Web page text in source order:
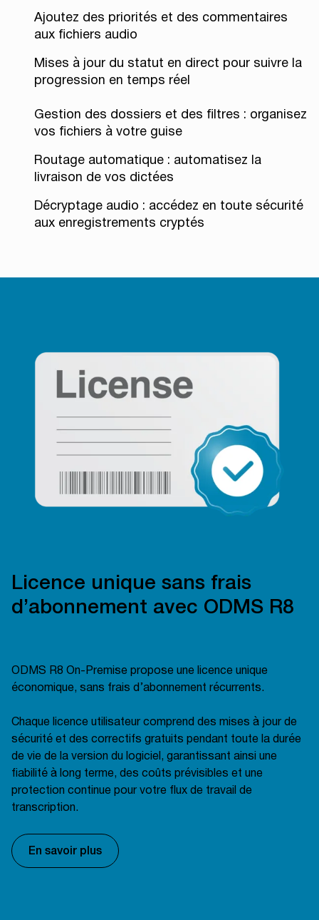
Ajoutez des priorités et des commentaires
aux fichiers audio
Mises à jour du statut en direct pour suivre la
progression en temps réel
Gestion des dossiers et des filtres : organisez
vos fichiers à votre guise
Routage automatique : automatisez la
livraison de vos dictées
Décryptage audio : accédez en toute sécurité
aux enregistrements cryptés
Licence unique sans frais
d’abonnement avec ODMS R8
ODMS R8 On-Premise propose une licence unique
économique, sans frais d’abonnement récurrents.
Chaque licence utilisateur comprend des mises à jour de
sécurité et des correctifs gratuits pendant toute la durée
de vie de la version du logiciel, garantissant ainsi une
fiabilité à long terme, des coûts prévisibles et une
protection continue pour votre flux de travail de
transcription.
En savoir plus